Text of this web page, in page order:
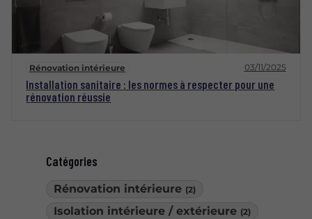
Catégories
Rénovation intérieure (2)
Isolation intérieure / extérieure (2)
Rénovation intérieure 03/11/2025
Installation sanitaire : les normes à respecter pour une
rénovation réussie